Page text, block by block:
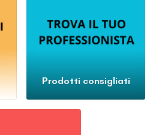
Prodotti consigliati